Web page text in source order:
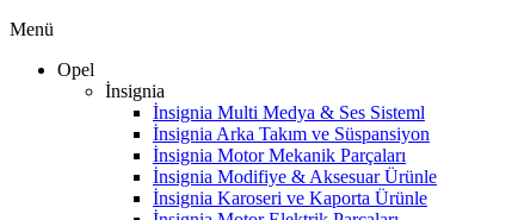
Menü
Opel
İnsignia
İnsignia Multi Medya & Ses Sisteml
İnsignia Arka Takım ve Süspansiyon
İnsignia Motor Mekanik Parçaları
İnsignia Modifiye & Aksesuar Ürünle
İnsignia Karoseri ve Kaporta Ürünle